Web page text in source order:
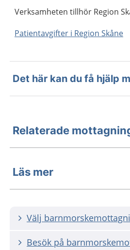
Verksamheten tillhör Region
Patientavgifter i Region Skåne
Det här kan du få hjälp
Relaterade
Läs mer
Välj
Besök på